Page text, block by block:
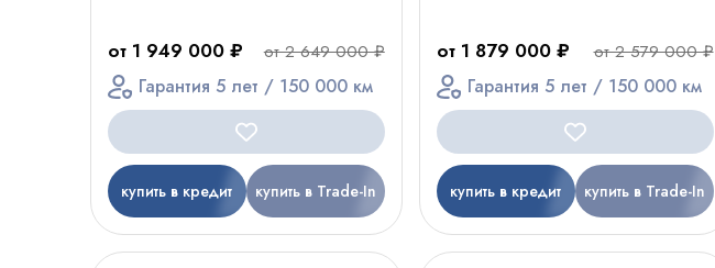
от 1 949 000 ₽ от 2 649 000 ₽
Гарантия 5 лет / 150 000 км
купить в кредит купить в Trade-In
от 1 879 000 ₽ от 2 579 000 ₽
Гарантия 5 лет / 150 000 км
купить в кредит купить в Trade-In